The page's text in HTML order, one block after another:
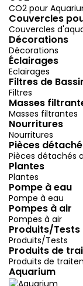
CO2 pour
Couvercles
Couvercles
Décorations
Décorations
Éclairages
Eclairages
Filtres de
Filtres
Masses
Masses filtrantes
Nourritures
Nourritures
Pièces
Pièces détachés
Plantes
Plantes
Pompe à eau
Pompe à eau
Pompes à air
Pompes à air
Produits/Tests
Produits/Tests
Produits de
Produits de
Aquarium